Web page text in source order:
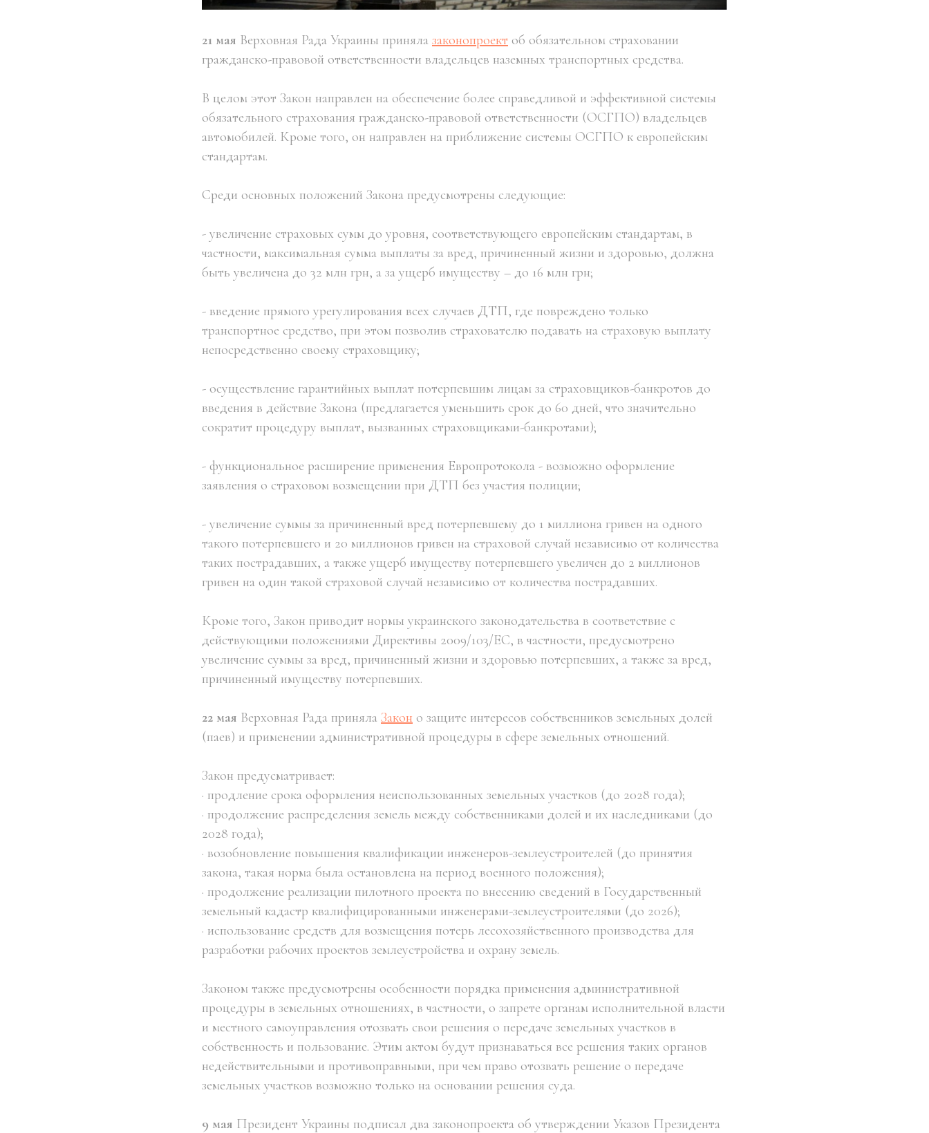
21 мая Верховная Рада Украины приняла законопроект об обязательном страховании
гражданско-правовой ответственности владельцев наземных транспортных средства.
В целом этот Закон направлен на обеспечение более справедливой и эффективной системы
обязательного страхования гражданско-правовой ответственности (ОСГПО) владельцев
автомобилей. Кроме того, он направлен на приближение системы ОСГПО к европейским
стандартам.
Среди основных положений Закона предусмотрены следующие:
- увеличение страховых сумм до уровня, соответствующего европейским стандартам, в
частности, максимальная сумма выплаты за вред, причиненный жизни и здоровью, должна
быть увеличена до 32 млн грн, а за ущерб имуществу – до 16 млн грн;
- введение прямого урегулирования всех случаев ДТП, где повреждено только
транспортное средство, при этом позволив страхователю подавать на страховую выплату
непосредственно своему страховщику;
- осуществление гарантийных выплат потерпевшим лицам за страховщиков-банкротов до
введения в действие Закона (предлагается уменьшить срок до 60 дней, что значительно
сократит процедуру выплат, вызванных страховщиками-банкротами);
- функциональное расширение применения Европротокола - возможно оформление
заявления о страховом возмещении при ДТП без участия полиции;
- увеличение суммы за причиненный вред потерпевшему до 1 миллиона гривен на одного
такого потерпевшего и 20 миллионов гривен на страховой случай независимо от количества
таких пострадавших, а также ущерб имуществу потерпевшего увеличен до 2 миллионов
гривен на один такой страховой случай независимо от количества пострадавших.
Кроме того, Закон приводит нормы украинского законодательства в соответствие с
действующими положениями Директивы 2009/103/ЕС, в частности, предусмотрено
увеличение суммы за вред, причиненный жизни и здоровью потерпевших, а также за вред,
причиненный имуществу потерпевших.
22 мая Верховная Рада приняла Закон о защите интересов собственников земельных долей
(паев) и применении административной процедуры в сфере земельных отношений.
Закон предусматривает:
· продление срока оформления неиспользованных земельных участков (до 2028 года);
· продолжение распределения земель между собственниками долей и их наследниками (до
2028 года);
· возобновление повышения квалификации инженеров-землеустроителей (до принятия
закона, такая норма была остановлена на период военного положения);
· продолжение реализации пилотного проекта по внесению сведений в Государственный
земельный кадастр квалифицированными инженерами-землеустроителями (до 2026);
· использование средств для возмещения потерь лесохозяйственного производства для
разработки рабочих проектов землеустройства и охрану земель.
Законом также предусмотрены особенности порядка применения административной
процедуры в земельных отношениях, в частности, о запрете органам исполнительной власти
и местного самоуправления отозвать свои решения о передаче земельных участков в
собственность и пользование. Этим актом будут признаваться все решения таких органов
недействительными и противоправными, при чем право отозвать решение о передаче
земельных участков возможно только на основании решения суда.
9 мая Президент Украины подписал два законопроекта об утверждении Указов Президента